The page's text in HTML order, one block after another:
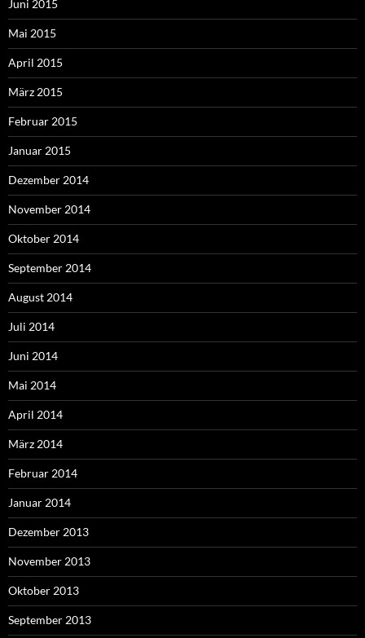
Juni 2015
Mai 2015
April 2015
März 2015
Februar 2015
Januar 2015
Dezember 2014
November 2014
Oktober 2014
September 2014
August 2014
Juli 2014
Juni 2014
Mai 2014
April 2014
März 2014
Februar 2014
Januar 2014
Dezember 2013
November 2013
Oktober 2013
September 2013